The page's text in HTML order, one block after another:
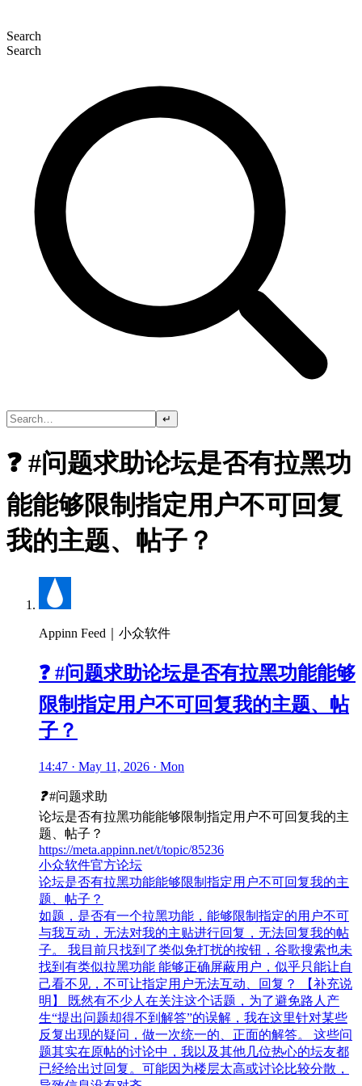
Search
Search
↵
❓ #问题求助论坛是否有拉黑功
能能够限制指定用户不可回复
我的主题、帖子？
Appinn Feed｜小众软件
❓ #问题求助论坛是否有拉黑功能能够
限制指定用户不可回复我的主题、帖
子？
14:47 · May 11, 2026 · Mon
❓#问题求助
论坛是否有拉黑功能能够限制指定用户不可回复我的主
题、帖子？
https://meta.appinn.net/t/topic/85236
小众软件官方论坛
论坛是否有拉黑功能能够限制指定用户不可回复我的主
题、帖子？
如题，是否有一个拉黑功能，能够限制指定的用户不可
与我互动，无法对我的主贴进行回复，无法回复我的帖
子。 我目前只找到了类似免打扰的按钮，谷歌搜索也未
找到有类似拉黑功能 能够正确屏蔽用户，似乎只能让自
己看不见，不可让指定用户无法互动、回复？ 【补充说
明】 既然有不少人在关注这个话题，为了避免路人产
生“提出问题却得不到解答”的误解，我在这里针对某些
反复出现的疑问，做一次统一的、正面的解答。 这些问
题其实在原帖的讨论中，我以及其他几位热心的坛友都
已经给出过回复。可能因为楼层太高或讨论比较分散，